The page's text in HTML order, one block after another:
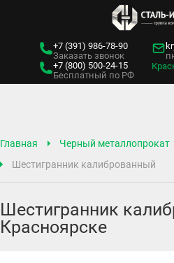
+7 (391) 986-78-90
Заказать звонок
+7 (800) 500-24-15
Бесплатный по РФ
Главная Черный металлопрокат
Шестигранник калиброванный
Шестигранник
Красноярске